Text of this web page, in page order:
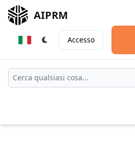
AIPRM
Accesso